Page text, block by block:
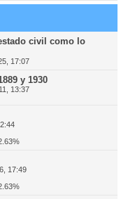
civil como lo
17:07
y 1930
13:37
17:49